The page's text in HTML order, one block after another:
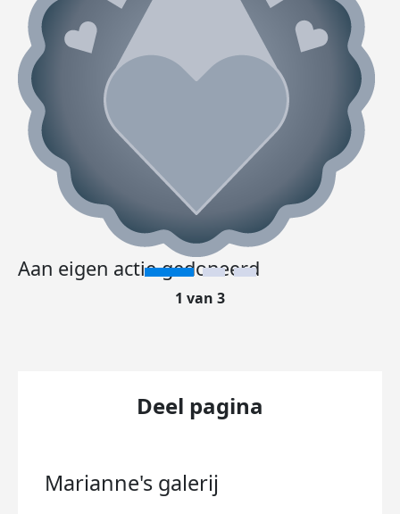
Aan eigen actie gedoneerd
1 van 3
Deel pagina
Marianne's galerij